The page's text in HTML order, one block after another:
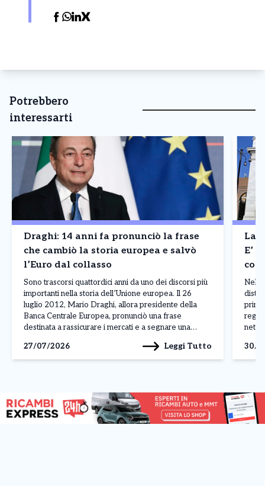
Potrebbero
interessarti
Draghi: 14 anni fa pronunciò la frase
che cambiò la storia europea e salvò
l’Euro dal collasso
Sono trascorsi quattordici anni da uno dei discorsi più
importanti nella storia dell’Unione europea. Il 26
luglio 2012, Mario Draghi, allora presidente della
Banca Centrale Europea, pronunciò una frase
destinata a rassicurare i mercati e a segnare una
mandato, la BCE è pronta a fare tutto il necessario […]
27/07/2026 Leggi Tutto
La
E’
Nel
30/